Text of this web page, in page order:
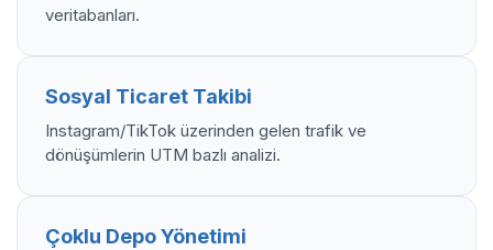
veritabanları.
Sosyal Ticaret Takibi
Instagram/TikTok üzerinden gelen trafik ve
dönüşümlerin UTM bazlı analizi.
Çoklu Depo Yönetimi